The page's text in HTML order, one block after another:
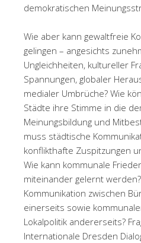
demokratischen
Wie aber kann gewaltfreie
gelingen – angesichts
Ungleichheiten, kultureller
Spannungen, globaler
medialer Umbrüche? Wie
Städte ihre Stimme in die
Meinungsbildung und
muss städtische
konflikthafte Zuspitzungen
Wie kann kommunale
miteinander gelernt
Kommunikation zwischen
einerseits sowie
Lokalpolitik andererseits?
Internationale Dresden